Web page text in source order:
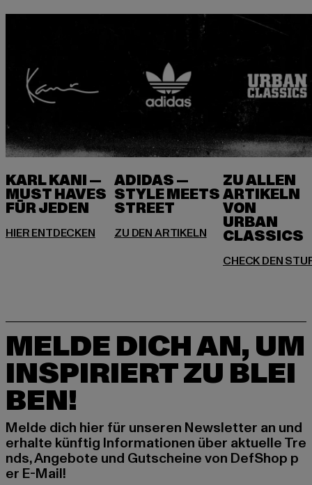
KARL KANI —
MUST HAVES
FÜR JEDEN
ADIDAS —
STYLE MEETS
ZU ALLEN
ARTIKELN
VON
URBAN
MELDE DICH AN, UM
INSPIRIERT ZU BLEI
BEN!
Melde dich hier für unseren Newsletter an und
erhalte künftig Informationen über aktuelle Tre
nds, Angebote und Gutscheine von DefShop p
er E-Mail!